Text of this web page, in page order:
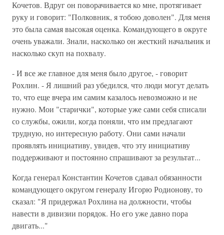
Кочетов. Вдруг он поворачивается ко мне, протягивает
руку и говорит: "Полковник, я тобою доволен". Для меня
это была самая высокая оценка. Командующего в округе
очень уважали. Знали, насколько он жесткий начальник и
насколько скуп на похвалу.
- И все же главное для меня было другое, - говорит
Рохлин. - Я лишний раз убедился, что люди могут делать
то, что еще вчера им самим казалось невозможно и не
нужно. Мои "старички", которые уже сами себя списали
со службы, ожили, когда поняли, что им предлагают
трудную, но интересную работу. Они сами начали
проявлять инициативу, увидев, что эту инициативу
поддерживают и постоянно спрашивают за результат...
Когда генерал Константин Кочетов сдавал обязанности
командующего округом генералу Игорю Родионову, то
сказал: "Я придержал Рохлина на должности, чтобы
навести в дивизии порядок. Но его уже давно пора
двигать..."